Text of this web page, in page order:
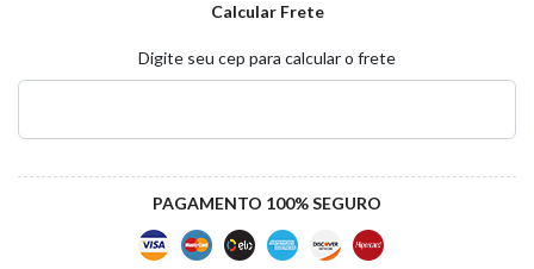
Calcular Frete
Digite seu cep para calcular o frete
PAGAMENTO 100% SEGURO